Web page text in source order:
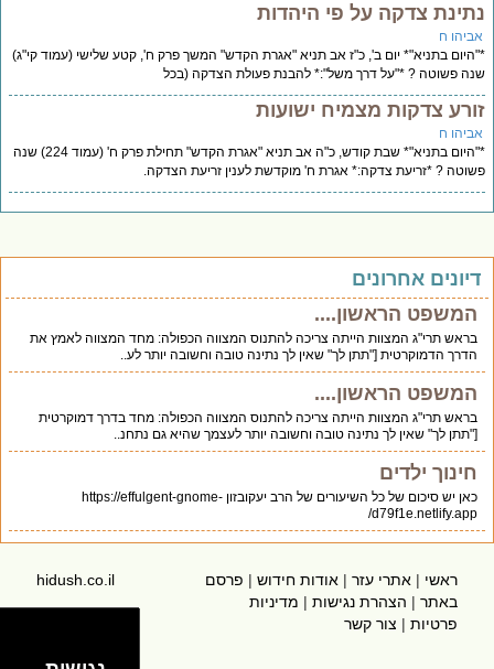
נתינת צדקה על פי היהדות
אביהו ח
*"היום בתניא"* יום ב', כ"ז אב תניא "אגרת הקדש" המשך פרק ח', קטע שלישי (עמוד קי"ג)
שנה פשוטה ? *"על דרך משל":* להבנת פעולת הצדקה (בכל
זורע צדקות מצמיח ישועות
אביהו ח
*"היום בתניא"* שבת קודש, כ"ה אב תניא "אגרת הקדש" תחילת פרק ח' (עמוד 224) שנה
פשוטה ? *זריעת צדקה:* אגרת ח' מוקדשת לענין זריעת הצדקה.
דיונים אחרונים
המשפט הראשון....
בראש תרי"ג המצוות הייתה צריכה להתנוס המצווה הכפולה: מחד המצווה לאמץ את
הדרך הדמוקרטית ["תתן לך" שאין לך נתינה טובה וחשובה יותר לע..
המשפט הראשון....
בראש תרי"ג המצוות הייתה צריכה להתנוס המצווה הכפולה: מחד בדרך דמוקרטית
["תתן לך" שאין לך נתינה טובה וחשובה יותר לעצמך שהיא גם נתחנ..
חינוך ילדים
כאן יש סיכום של כל השיעורים של הרב יעקובזון https://effulgent-gnome-
d79f1e.netlify.app/
ראשי | אתרי עזר | אודות חידוש | פרסם
באתר | הצהרת נגישות | מדיניות
פרטיות | צור קשר
hidush.co.il